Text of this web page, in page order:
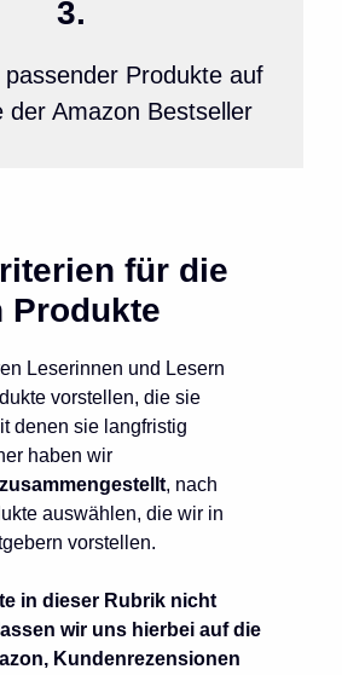
3.
passender Produkte auf
der Amazon Bestseller
für die
Produkte
Leserinnen und Lesern
vorstellen, die sie
denen sie langfristig
haben wir
, nach
auswählen, die wir in
vorstellen.
in dieser Rubrik nicht
wir uns hierbei auf die
Kundenrezensionen